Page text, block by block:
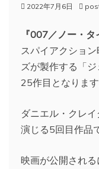
2022年7月6日
『007／ノー・タ
スパイアクショ
ズが製作する「
25作目となります
ダニエル・クレ
演じる5回目作品
映画が公開され